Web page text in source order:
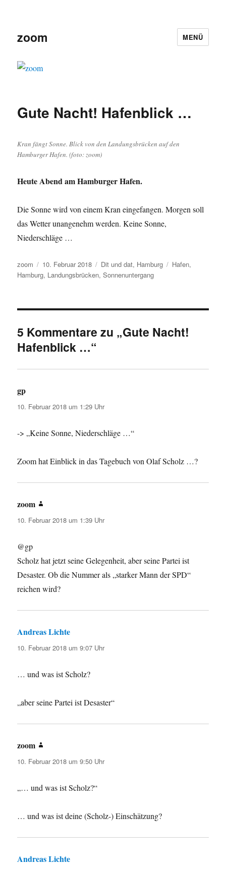
zoom MENÜ
Gute Nacht! Hafenblick …
Kran fängt Sonne. Blick von den Landungsbrücken auf den
Hamburger Hafen. (foto: zoom)
Heute Abend am Hamburger Hafen.
Die Sonne wird von einem Kran eingefangen. Morgen soll
das Wetter unangenehm werden. Keine Sonne,
Niederschläge …
Autor
zoom
Veröffentlicht
am
10. Februar 2018 Kategorien
Dit und dat, Hamburg Schlagwörter
Hafen,
Hamburg, Landungsbrücken,Sonnenuntergang
5 Kommentare zu „Gute Nacht!
Hafenblick …“
gp
10. Februar 2018 um 1:29 Uhr
-> „Keine Sonne, Niederschläge …“
Zoom hat Einblick in das Tagebuch von Olaf Scholz …?
zoom
10. Februar 2018 um 1:39 Uhr
@gp
Scholz hat jetzt seine Gelegenheit, aber seine Partei ist
Desaster. Ob die Nummer als „starker Mann der SPD“
reichen wird?
Andreas Lichte
10. Februar 2018 um 9:07 Uhr
… und was ist Scholz?
„aber seine Partei ist Desaster“
zoom
10. Februar 2018 um 9:50 Uhr
„… und was ist Scholz?“
… und was ist deine (Scholz-) Einschätzung?
Andreas Lichte